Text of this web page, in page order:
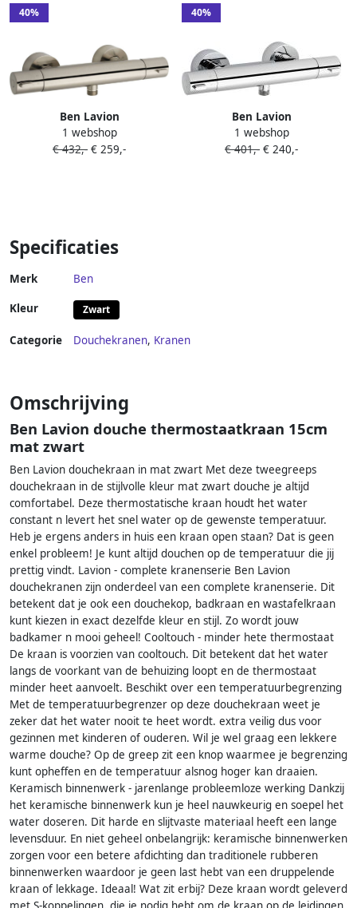
40%
Ben Lavion
Douchemengkraan
thermostatisch Cool RVS-
1 webshop
€ 432,- € 259,-
40%
Ben Lavion
Douchemengkraan
thermostatisch Cool Chroom
1 webshop
€ 401,- € 240,-
Specificaties
Merk Ben
Kleur Zwart
Categorie Douchekranen, Kranen
Omschrijving
Ben Lavion douche thermostaatkraan 15cm
mat zwart
Ben Lavion douchekraan in mat zwart Met deze tweegreeps
douchekraan in de stijlvolle kleur mat zwart douche je altijd
comfortabel. Deze thermostatische kraan houdt het water
constant n levert het snel water op de gewenste temperatuur.
Heb je ergens anders in huis een kraan open staan? Dat is geen
enkel probleem! Je kunt altijd douchen op de temperatuur die jij
prettig vindt. Lavion - complete kranenserie Ben Lavion
douchekranen zijn onderdeel van een complete kranenserie. Dit
betekent dat je ook een douchekop, badkraan en wastafelkraan
kunt kiezen in exact dezelfde kleur en stijl. Zo wordt jouw
badkamer n mooi geheel! Cooltouch - minder hete thermostaat
De kraan is voorzien van cooltouch. Dit betekent dat het water
langs de voorkant van de behuizing loopt en de thermostaat
minder heet aanvoelt. Beschikt over een temperatuurbegrenzing
Met de temperatuurbegrenzer op deze douchekraan weet je
zeker dat het water nooit te heet wordt. extra veilig dus voor
gezinnen met kinderen of ouderen. Wil je wel graag een lekkere
warme douche? Op de greep zit een knop waarmee je begrenzing
kunt opheffen en de temperatuur alsnog hoger kan draaien.
Keramisch binnenwerk - jarenlange probleemloze werking Dankzij
het keramische binnenwerk kun je heel nauwkeurig en soepel het
water doseren. Dit harde en slijtvaste materiaal heeft een lange
levensduur. En niet geheel onbelangrijk: keramische binnenwerken
zorgen voor een betere afdichting dan traditionele rubberen
binnenwerken waardoor je geen last hebt van een druppelende
kraan of lekkage. Ideaal! Wat zit erbij? Deze kraan wordt geleverd